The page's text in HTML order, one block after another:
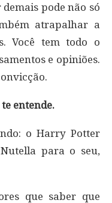
pode não só
atrapalhar a
Você tem todo o
e opiniões.
entende.
o Harry Potter
para o seu,
que saber que